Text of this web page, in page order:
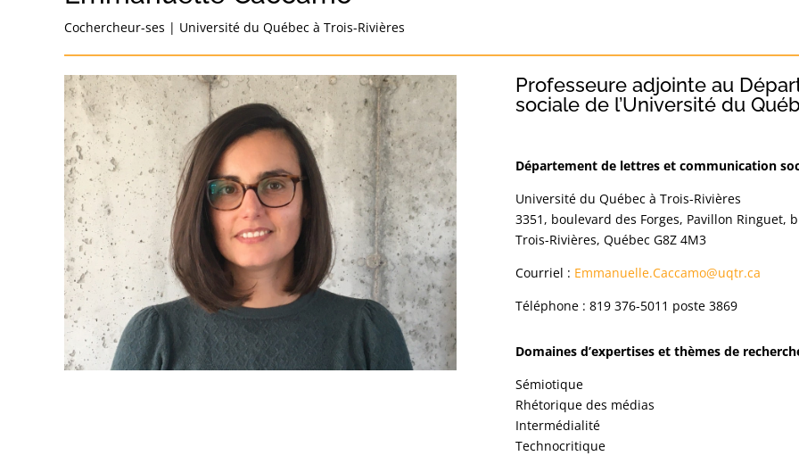
Cochercheur-ses | Université du Québec à Trois-Rivières
Professeure adjointe au
sociale de l’Université du
Département de lettres et communication
Université du Québec à Trois-Rivières
3351, boulevard des Forges, Pavillon Ringuet,
Trois-Rivières, Québec G8Z 4M3
Courriel : Emmanuelle.Caccamo@uqtr.ca
Téléphone : 819 376-5011 poste 3869
Domaines d’expertises et thèmes de
Sémiotique
Rhétorique des médias
Intermédialité
Technocritique